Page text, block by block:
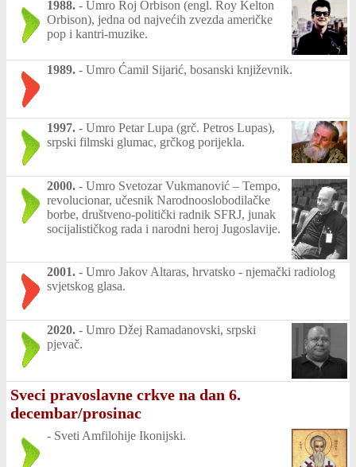
1988. - Umro Roj Orbison (engl. Roy Kelton
Orbison), jedna od najvećih zvezda američke
pop i kantri-muzike.
1989. - Umro Ćamil Sijarić, bosanski književnik.
1997. - Umro Petar Lupa (grč. Petros Lupas),
srpski filmski glumac, grčkog porijekla.
2000. - Umro Svetozar Vukmanović – Tempo,
revolucionar, učesnik Narodnooslobodilačke
borbe, društveno-politički radnik SFRJ, junak
socijalističkog rada i narodni heroj Jugoslavije.
2001. - Umro Jakov Altaras, hrvatsko - njemački radiolog
svjetskog glasa.
2020. - Umro Džej Ramadanovski, srpski
pjevač.
Sveci pravoslavne crkve na dan 6.
decembar/prosinac
- Sveti Amfilohije Ikonijski.